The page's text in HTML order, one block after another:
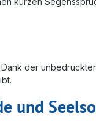
der
und